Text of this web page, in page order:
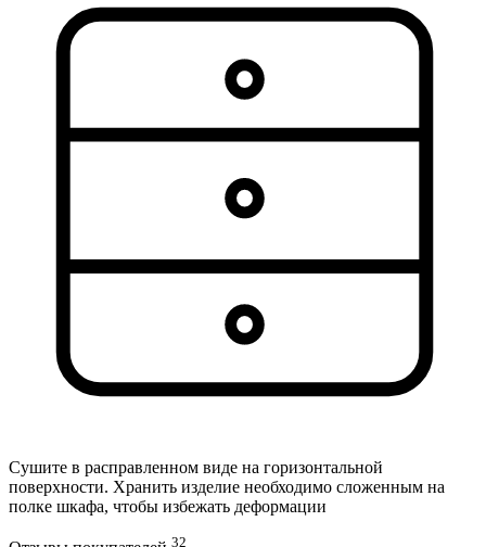
Сушите в расправленном виде на горизонтальной
поверхности. Хранить изделие необходимо сложенным на
полке шкафа, чтобы избежать деформации
32